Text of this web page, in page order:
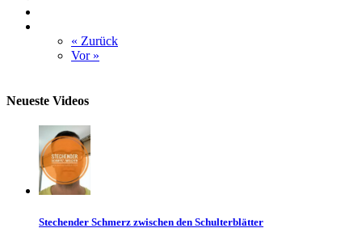
« Zurück
Vor »
Neueste Videos
Stechender Schmerz zwischen den Schulterblätter